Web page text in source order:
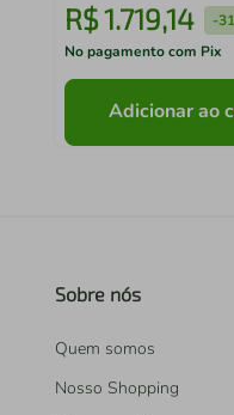
R$1.719,14 -
No pagamento com Pix
Adicionar ao
Sobre nós
Quem somos
Nosso Shopping